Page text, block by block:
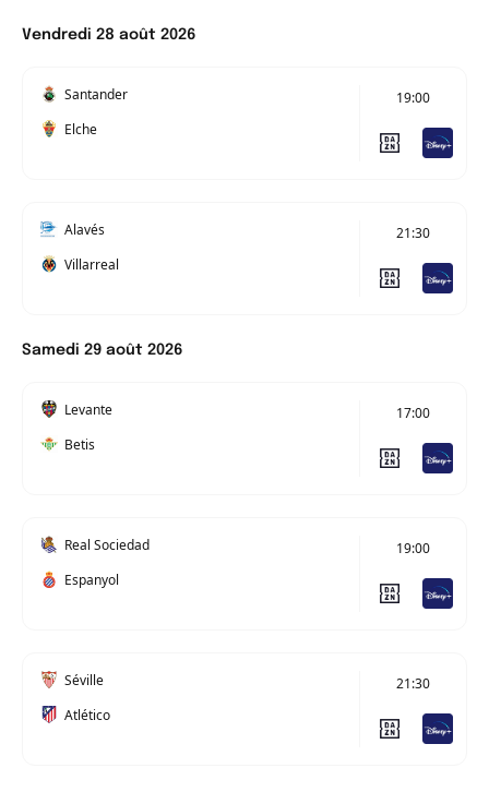
Vendredi 28 août 2026
Santander
Elche
19:00
Alavés
Villarreal
21:30
Samedi 29 août 2026
Levante
Betis
17:00
Real Sociedad
Espanyol
19:00
Séville
Atlético
21:30